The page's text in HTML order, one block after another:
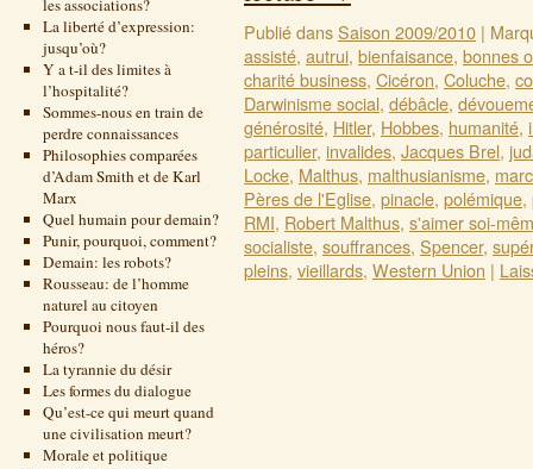
les associations?
La liberté d’expression:
jusqu’où?
Y a t-il des limites à
l’hospitalité?
Sommes-nous en train de
perdre connaissances
Philosophies comparées
d’Adam Smith et de Karl
Marx
Quel humain pour demain?
Punir, pourquoi, comment?
Demain: les robots?
Rousseau: de l’homme
naturel au citoyen
Pourquoi nous faut-il des
héros?
La tyrannie du désir
Les formes du dialogue
Qu’est-ce qui meurt quand
une civilisation meurt?
Morale et politique
Publié dansSaison 2009/2010 |
assisté, autrui, bienfaisance, bonnes
charité business, Cicéron, Coluche,
Darwinisme social, débâcle,
générosité, Hitler, Hobbes, humanité,
particulier, invalides, Jacques Brel,
Locke, Malthus, malthusianisme,
Pères de l'Eglise, pinacle, polémique,
RMI, Robert Malthus, s'aimer soi-
socialiste, souffrances, Spencer,
pleins, vieillards, Western Union |